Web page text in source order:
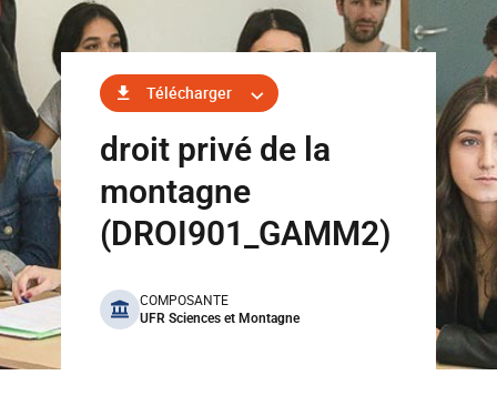
Télécharger
droit privé de la
montagne
(DROI901_GAMM2)
benefits
COMPOSANTE
UFR Sciences et Montagne